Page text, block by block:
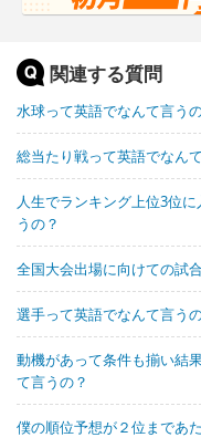
関連する質問
水球って英語でなんて言う
総当たり戦って英語でなん
人生でランキング上位3位
うの？
全国大会出場に向けての試
選手って英語でなんて言う
動機があって条件も揃い結
て言うの？
僕の順位予想が２位まであ